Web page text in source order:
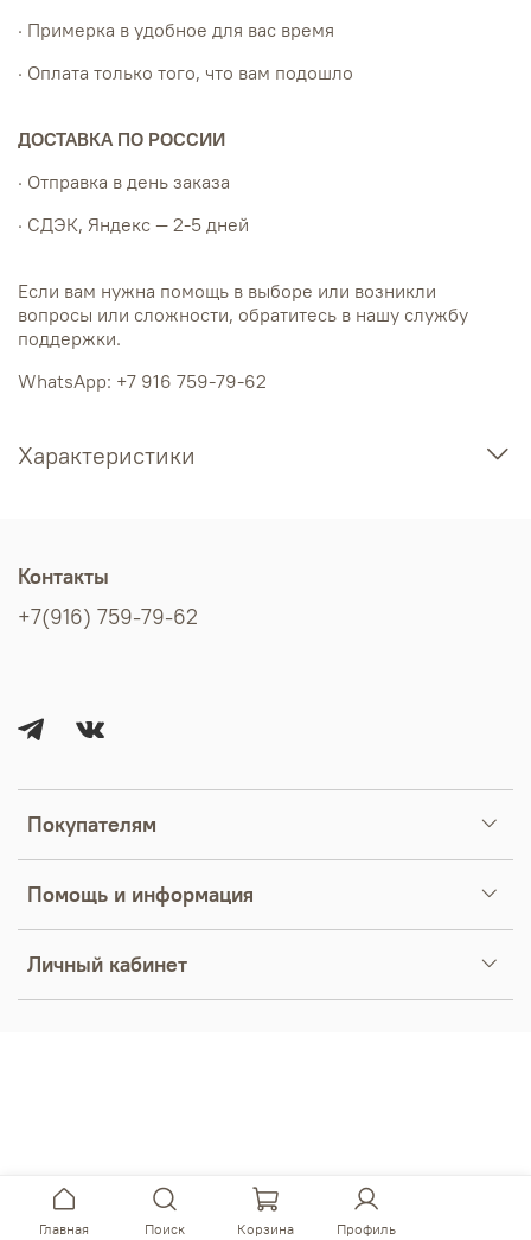
· Примерка в удобное для вас время
· Оплата только того, что вам подошло
ДОСТАВКА ПО РОССИИ
· Отправка в день заказа
· СДЭК, Яндекс — 2-5 дней
Если вам нужна помощь в выборе или возникли
вопросы или сложности, обратитесь в нашу службу
поддержки.
WhatsApp: +7 916 759-79-62
Характеристики
Покупателям
Помощь и информация
Личный кабинет
Контакты
+7(916) 759-79-62
Главная Поиск Корзина Профиль